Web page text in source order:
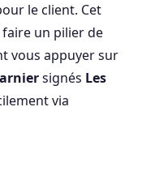
le client. Cet
un pilier de
vous appuyer sur
signés Les
via